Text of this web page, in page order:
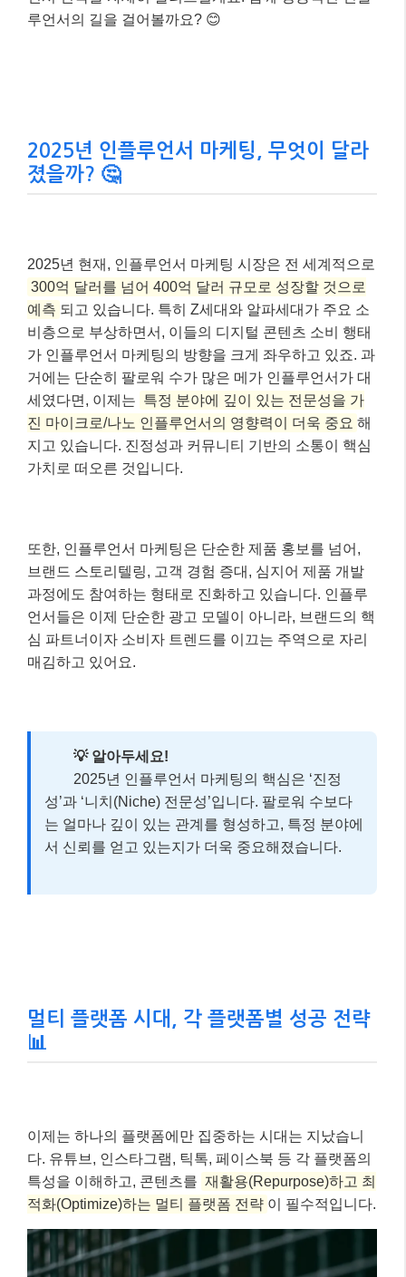
루언서의 길을 걸어볼까요? 😊
2025년 인플루언서 마케팅, 무엇이 달라
졌을까? 🤔
2025년 현재, 인플루언서 마케팅 시장은 전 세계적으로
300억 달러를 넘어 400억 달러 규모로 성장할 것으로
예측 되고 있습니다. 특히 Z세대와 알파세대가 주요 소
비층으로 부상하면서, 이들의 디지털 콘텐츠 소비 행태
가 인플루언서 마케팅의 방향을 크게 좌우하고 있죠. 과
거에는 단순히 팔로워 수가 많은 메가 인플루언서가 대
세였다면, 이제는 특정 분야에 깊이 있는 전문성을 가
진 마이크로/나노 인플루언서의 영향력이 더욱 중요 해
지고 있습니다. 진정성과 커뮤니티 기반의 소통이 핵심
가치로 떠오른 것입니다.
또한, 인플루언서 마케팅은 단순한 제품 홍보를 넘어,
브랜드 스토리텔링, 고객 경험 증대, 심지어 제품 개발
과정에도 참여하는 형태로 진화하고 있습니다. 인플루
언서들은 이제 단순한 광고 모델이 아니라, 브랜드의 핵
심 파트너이자 소비자 트렌드를 이끄는 주역으로 자리
매김하고 있어요.
💡 알아두세요!
2025년 인플루언서 마케팅의 핵심은 ‘진정
성’과 ‘니치(Niche) 전문성’입니다. 팔로워 수보다
는 얼마나 깊이 있는 관계를 형성하고, 특정 분야에
서 신뢰를 얻고 있는지가 더욱 중요해졌습니다.
멀티 플랫폼 시대, 각 플랫폼별 성공 전략
📊
이제는 하나의 플랫폼에만 집중하는 시대는 지났습니
다. 유튜브, 인스타그램, 틱톡, 페이스북 등 각 플랫폼의
특성을 이해하고, 콘텐츠를 재활용(Repurpose)하고 최
적화(Optimize)하는 멀티 플랫폼 전략 이 필수적입니다.